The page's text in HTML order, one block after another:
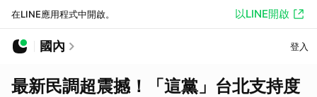
在LINE應用程式中開啟。 以LINE開啟
國內 登入
最新民調超震撼！「這黨」台北支持度